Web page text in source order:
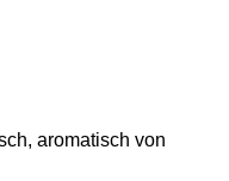
aromatisch von